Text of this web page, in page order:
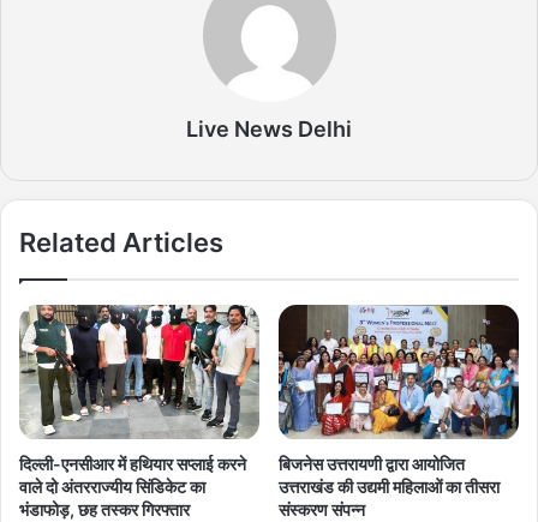
Live News Delhi
Related Articles
दिल्ली-एनसीआर में हथियार सप्लाई करने
वाले दो अंतरराज्यीय सिंडिकेट का
भंडाफोड़, छह तस्कर गिरफ्तार
बिजनेस उत्तरायणी द्वारा आयोजित
उत्तराखंड की उद्यमी महिलाओं का तीसरा
संस्करण संपन्न